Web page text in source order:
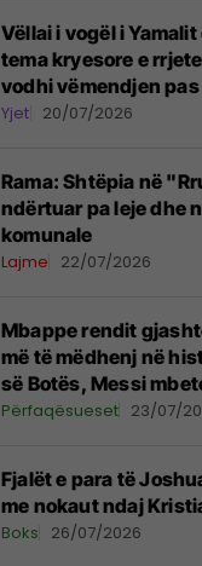
Vëllai i vogël i
tema kryesore e
vodhi vëmendjen
Kupës së Botës
Yjet 20/07/2026
Rama: Shtëpia në
ndërtuar pa leje dhe
komunale
Lajme 22/07/2026
Mbappe rendit
më të mëdhenj në
së Botës, Messi
Përfaqësueset 23/07/
Fjalët e para të
me nokaut ndaj
Boks 26/07/2026